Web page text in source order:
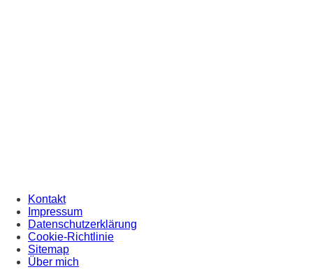
Kontakt
Impressum
Datenschutzerklärung
Cookie-Richtlinie
Sitemap
Über mich